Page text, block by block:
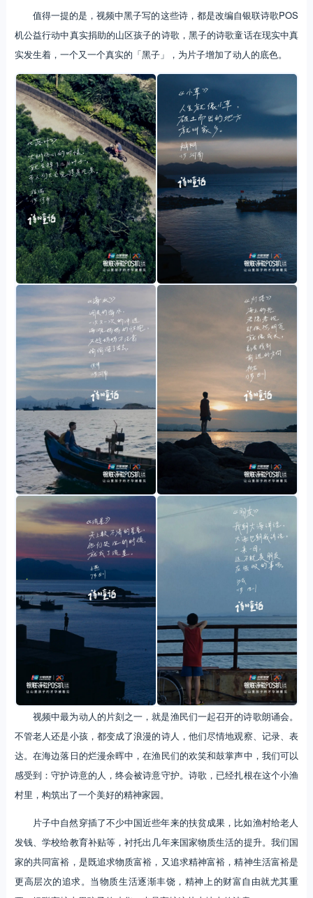
值得一提的是，视频中黑子写的这些诗，都是改编自银联诗歌POS
机公益行动中真实捐助的山区孩子的诗歌，黑子的诗歌童话在现实中真
实发生着，一个又一个真实的「黑子」，为片子增加了动人的底色。
视频中最为动人的片刻之一，就是渔民们一起召开的诗歌朗诵会。
不管老人还是小孩，都变成了浪漫的诗人，他们尽情地观察、记录、表
达。在海边落日的烂漫余晖中，在渔民们的欢笑和鼓掌声中，我们可以
感受到：守护诗意的人，终会被诗意守护。诗歌，已经扎根在这个小渔
村里，构筑出了一个美好的精神家园。
片子中自然穿插了不少中国近些年来的扶贫成果，比如渔村给老人
发钱、学校给教育补贴等，衬托出几年来国家物质生活的提升。我们国
家的共同富裕，是既追求物质富裕，又追求精神富裕，精神生活富裕是
更高层次的追求。当物质生活逐渐丰饶，精神上的财富自由就尤其重